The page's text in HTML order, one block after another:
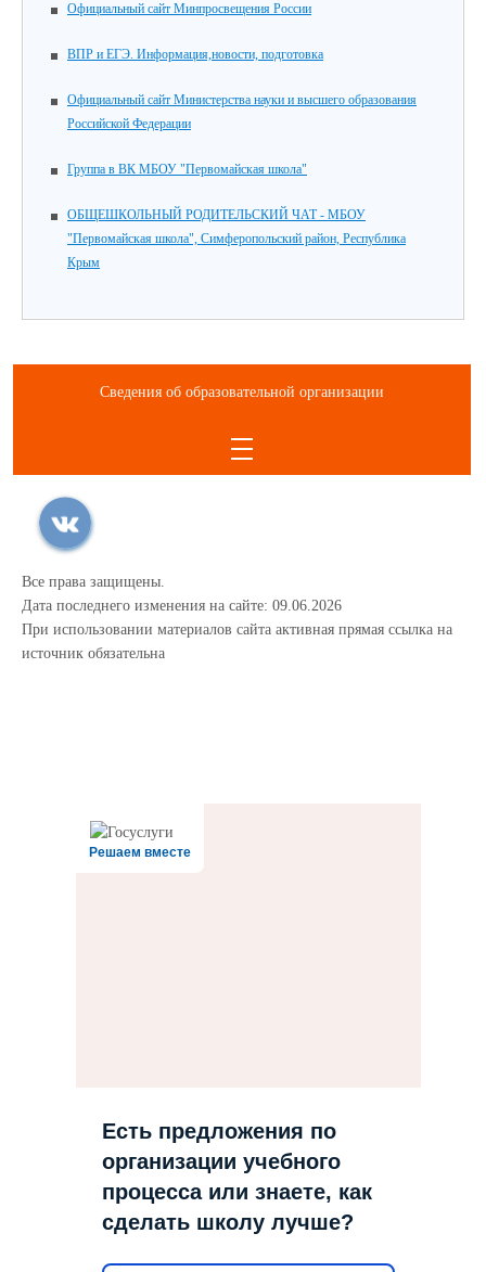
Официальный сайт Минпросвещения России
ВПР и ЕГЭ. Информация,новости, подготовка
Официальный сайт Министерства науки и высшего образования
Российской Федерации
Группа в ВК МБОУ "Первомайская школа"
ОБЩЕШКОЛЬНЫЙ РОДИТЕЛЬСКИЙ ЧАТ - МБОУ
"Первомайская школа", Симферопольский район, Республика
Крым
Сведения об образовательной организации
Все права защищены.
Дата последнего изменения на сайте: 09.06.2026
При использовании материалов сайта активная прямая ссылка на
источник обязательна
Решаем вместе
Есть предложения по
организации учебного
процесса или знаете, как
сделать школу лучше?